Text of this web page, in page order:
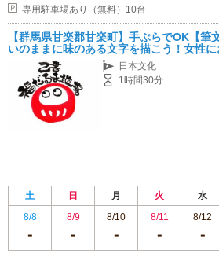
専用駐車場あり（無料）10台
【群馬県甘楽郡甘楽町】手ぶらでOK【筆
いのままに味のある文字を描こう！女性
日本文化
1時間30分
土 日 月 火 水
8/8
8/9 8/10 8/11 8/12